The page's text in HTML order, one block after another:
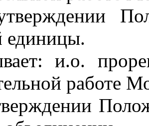
единицы.
и.о.
работе